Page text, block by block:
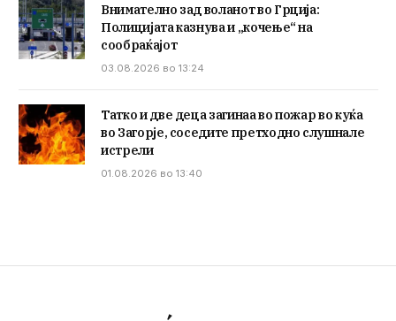
Внимателно зад воланот во Грција:
Полицијата казнува и „кочење“ на
сообраќајот
03.08.2026 во 13:24
Татко и две деца загинаа во пожар во куќа
во Загорје, соседите претходно слушнале
истрели
01.08.2026 во 13:40